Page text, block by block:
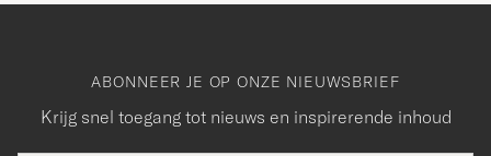
ABONNEER JE OP ONZE NIEUWSBRIEF
Krijg snel toegang tot nieuws en inspirerende inhoud